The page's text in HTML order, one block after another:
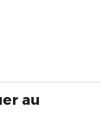
au